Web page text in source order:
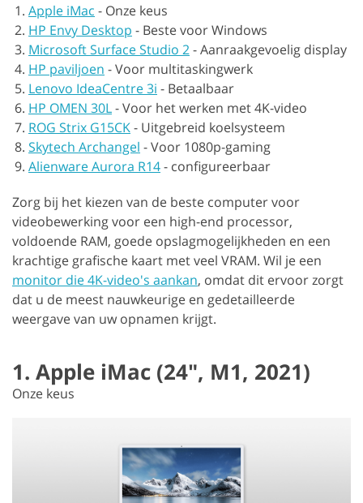
Apple iMac - Onze keus
HP Envy Desktop - Beste voor Windows
Microsoft Surface Studio 2-Aanraakgevoelig display
HP paviljoen -Voor multitaskingwerk
Lenovo IdeaCentre 3i - Betaalbaar
HP OMEN 30L-Voor het werken met 4K-video
ROG Strix G15CK- Uitgebreid koelsysteem
Skytech Archangel -Voor 1080p-gaming
Alienware Aurora R14- configureerbaar
Zorg bij het kiezen van de beste computer voor
videobewerking voor een high-end processor,
voldoende RAM, goede opslagmogelijkheden en een
krachtige grafische kaart met veel VRAM. Wil je een
monitor die 4K-video's aankan, omdat dit ervoor zorgt
dat u de meest nauwkeurige en gedetailleerde
weergave van uw opnamen krijgt.
1. Apple iMac (24", M1, 2021)
Onze keus